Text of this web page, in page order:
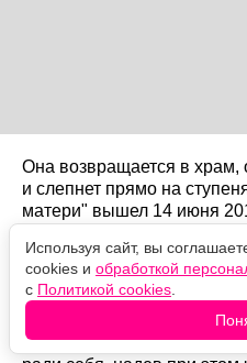
Она возвращается в храм,
и слепнет прямо на
матери" вышел 14 июня
Почему именно слепота
Логика ордена железная:
орудие. Он не выбирает
мести или собственного
Используя сайт, вы
cookies и обработкой
с Политикой cookies